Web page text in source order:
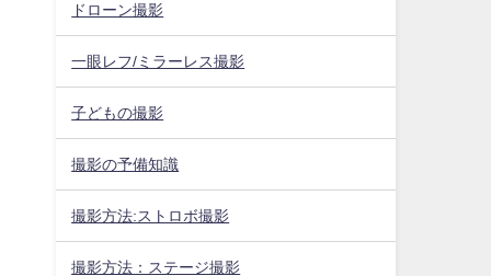
ドローン撮影
一眼レフ/ミラーレス撮影
子どもの撮影
撮影の予備知識
撮影方法:ストロボ撮影
撮影方法：ステージ撮影